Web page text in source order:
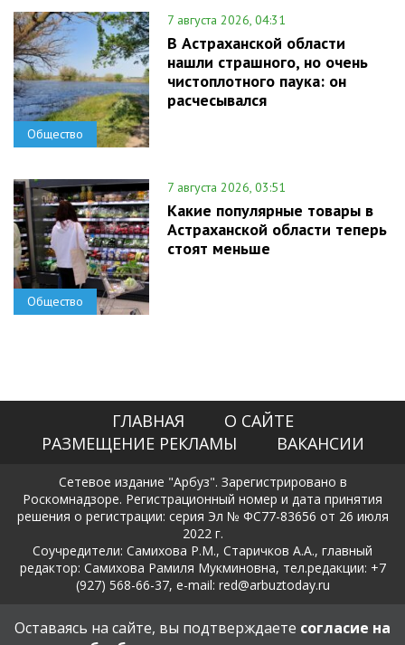
Общество
7 августа 2026, 04:31
В Астраханской области
нашли страшного, но очень
чистоплотного паука: он
расчесывался
Общество
7 августа 2026, 03:51
Какие популярные товары в
Астраханской области теперь
стоят меньше
ГЛАВНАЯ
О САЙТЕ
РАЗМЕЩЕНИЕ РЕКЛАМЫ
ВАКАНСИИ
Сетевое издание "Арбуз". Зарегистрировано в
Роскомнадзоре. Регистрационный номер и дата принятия
решения о регистрации: серия Эл № ФС77-83656 от 26 июля
2022 г.
Соучредители: Самихова Р.М., Старичков А.А., главный
редактор: Самихова Рамиля Мукминовна, тел.редакции: +7
(927) 568-66-37, e-mail: red@arbuztoday.ru
Политика в отношении обработки и защиты персональных
данных
Оставаясь на сайте, вы подтверждаете согласие на